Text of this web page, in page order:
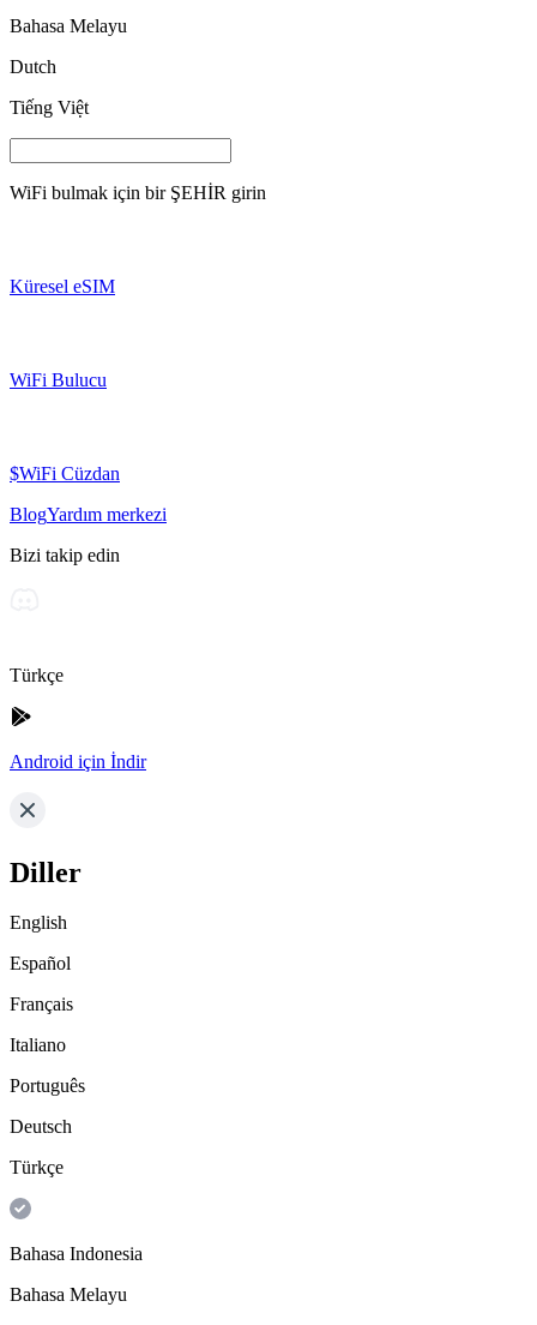
Bahasa Melayu
Dutch
Tiếng Việt
WiFi bulmak için bir ŞEHİR girin
Küresel eSIM
WiFi Bulucu
$WiFi Cüzdan
BlogYardım merkezi
Bizi takip edin
Türkçe
Android için İndir
Diller
English
Español
Français
Italiano
Português
Deutsch
Türkçe
Bahasa Indonesia
Bahasa Melayu